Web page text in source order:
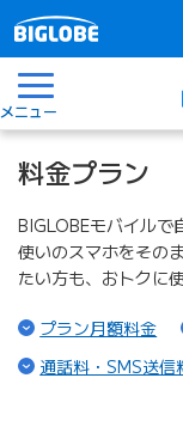
メニュー
料金プラン
BIGLOBEモバイルで
使いのスマホをその
たい方も、おトクに
プラン月額料金（
通話料・SMS送信